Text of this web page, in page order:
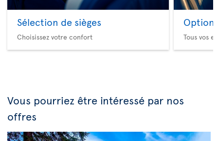
Sélection de sièges
Choisissez votre confort
Option
Tous vos
Vous pourriez être intéressé par nos
offres